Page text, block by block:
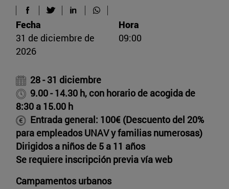
28 - 31 diciembre
9.00 - 14.30 h, con horario de acogida de
8:30 a 15.00 h
Entrada general: 100€ (Descuento del 20%
para empleados UNAV y familias numerosas)
Dirigidos a niños de 5 a 11 años
Se requiere inscripción previa vía web
Campamentos urbanos
Fecha
31 de diciembre de
2026
Hora
09:00